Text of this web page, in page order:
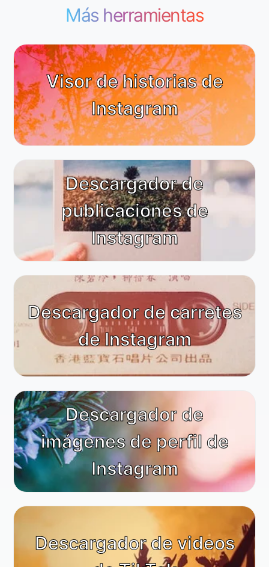
Más herramientas
Visor de historias de
Instagram
Descargador de
publicaciones de
Instagram
Descargador de carretes
de Instagram
Descargador de
imágenes de perfil de
Instagram
Descargador de videos